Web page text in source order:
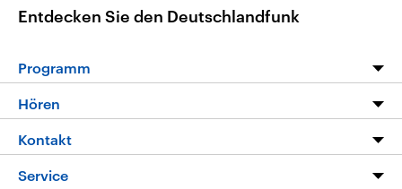
Entdecken Sie den Deutschlandfunk
Programm
Programm
Die Nachrichten
Nachrichtenleicht
Hören
Livestream
Kontakt
Hörerservice
Service